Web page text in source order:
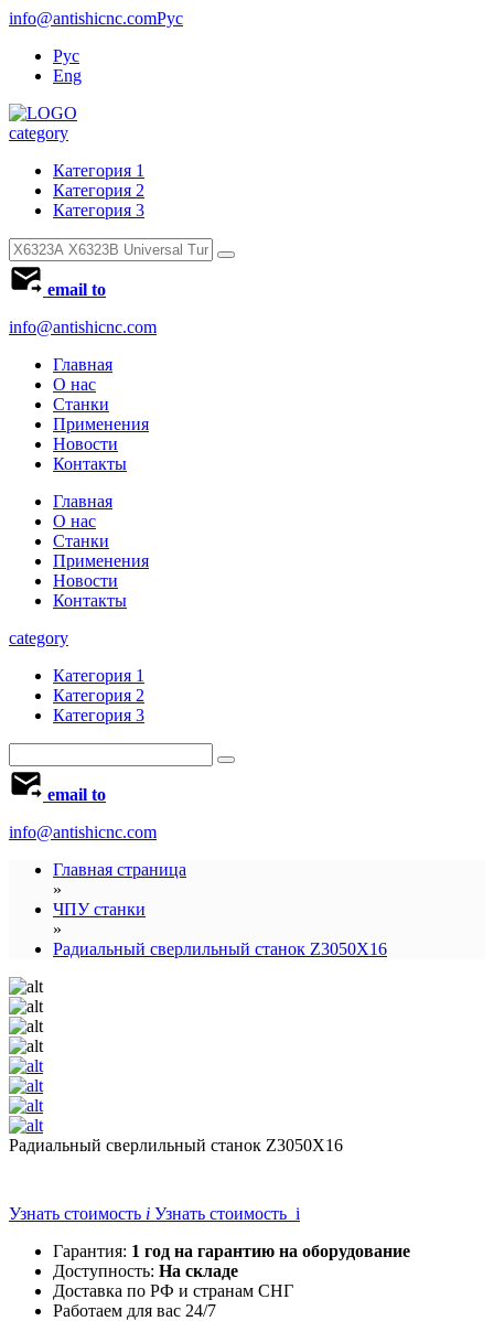
info@antishicnc.comРус
Рус
Eng
category
Категория 1
Категория 2
Категория 3
email to
info@antishicnc.com
Главная
О нас
Станки
Применения
Новости
Контакты
Главная
О нас
Станки
Применения
Новости
Контакты
category
Категория 1
Категория 2
Категория 3
email to
info@antishicnc.com
Главная страница
»
ЧПУ станки
»
Радиальный сверлильный станок Z3050X16
Радиальный сверлильный станок Z3050X16
Узнать стоимость i Узнать стоимость i
Гарантия: 1 год на гарантию на оборудование
Доступность: На складе
Доставка по РФ и странам СНГ
Работаем для вас 24/7